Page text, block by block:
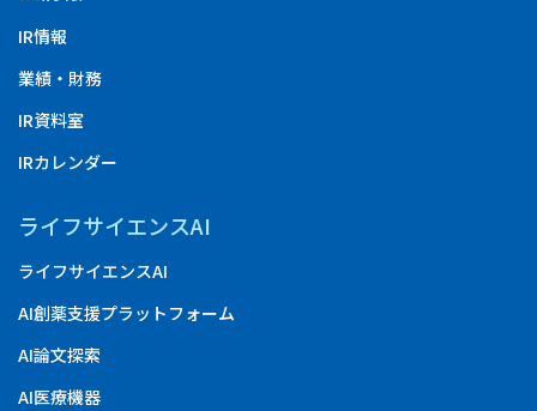
IR情報
業績・財務
IR資料室
IRカレンダー
ライフサイエンスAI
ライフサイエンスAI
AI創薬支援プラットフォーム
AI論文探索
AI医療機器